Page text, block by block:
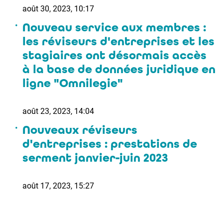
août 30, 2023, 10:17
Nouveau service aux membres :
les réviseurs d'entreprises et les
stagiaires ont désormais accès
à la base de données juridique en
ligne "Omnilegie"
août 23, 2023, 14:04
Nouveaux réviseurs
d'entreprises : prestations de
serment janvier-juin 2023
août 17, 2023, 15:27